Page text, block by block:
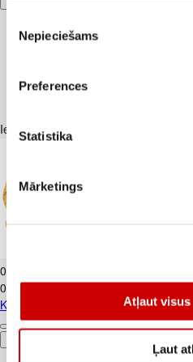
izvēle
Nepieciešams
Preferences
Statistika
Mārketings
Atļaut
Ļaut
Iesakām ar
0
0,69€/kg
Kartupeļi JAUNIE dzeltenie fas. kg